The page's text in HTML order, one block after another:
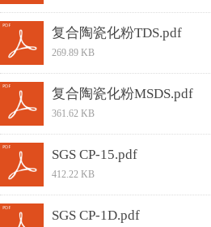
复合陶瓷化粉TDS.pdf
269.89 KB
复合陶瓷化粉MSDS.pdf
361.62 KB
SGS CP-15.pdf
412.22 KB
SGS CP-1D.pdf